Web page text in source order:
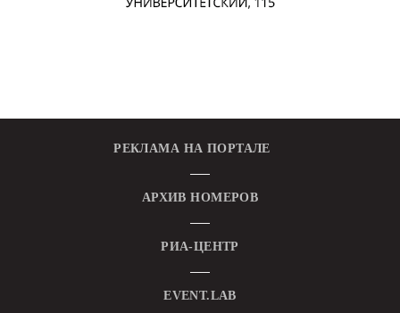
РЕКЛАМА НА ПОРТАЛЕ
АРХИВ НОМЕРОВ
РИА-ЦЕНТР
EVENT.LAB